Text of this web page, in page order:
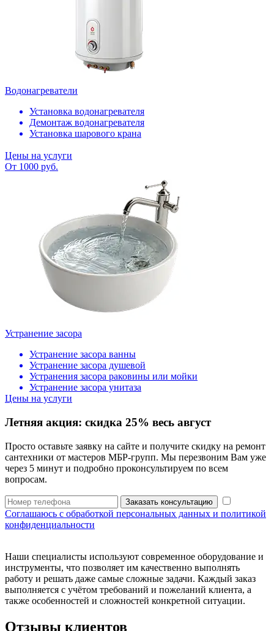
Водонагреватели
Установка водонагревателя
Демонтаж водонагревателя
Установка шарового крана
Цены на услуги
От 1000 руб.
Устранение засора
Устранение засора ванны
Устранение засора душевой
Устранения засора раковины или мойки
Устранение засора унитаза
Цены на услуги
Летняя акция: скидка 25% весь август
Просто оставьте заявку на сайте и получите скидку на ремонт
сантехники от мастеров МБР-групп. Мы перезвоним Вам уже
через 5 минут и подробно проконсультируем по всем
вопросам.
Заказать консультацию
Соглашаюсь с обработкой персональных данных и политикой
конфиденциальности
Наши специалисты используют современное оборудование и
инструменты, что позволяет им качественно выполнять
работу и решать даже самые сложные задачи. Каждый заказ
выполняется с учётом требований и пожеланий клиента, а
также особенностей и сложностей конкретной ситуации.
Отзывы клиентов